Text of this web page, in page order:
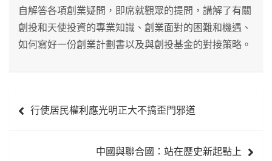
自解答各項創業疑問，即席就觀眾的提問，講解了有關
創投和天使投資的專業知識、創業面對的困難和機遇、
如何寫好一份創業計劃書以及與創投基金的對接策略。
章 行使居民權利應光明正大不搞歪門邪道
中國與聯合國：站在歷史新起點上